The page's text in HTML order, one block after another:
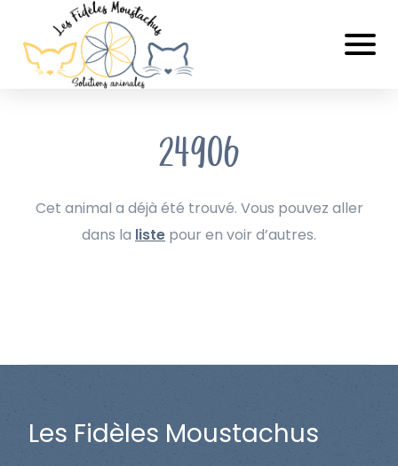
24906
Cet animal a déjà été trouvé. Vous pouvez aller
dans la liste pour en voir d’autres.
Les Fidèles Moustachus